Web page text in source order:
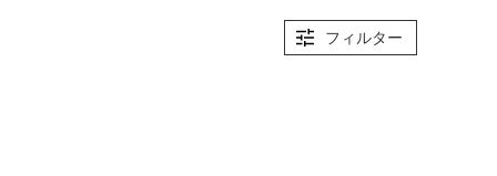
フィルター